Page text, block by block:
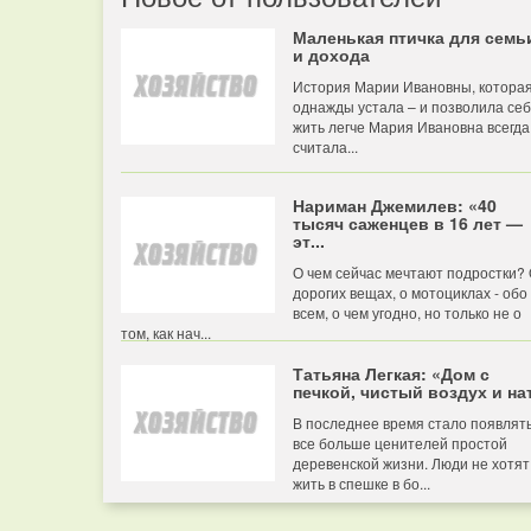
Маленькая птичка для
и дохода
История Марии Ивановны, которая
однажды устала – и позволила
жить легче Мария Ивановна всегда
считала...
Нариман Джемилев: «40
тысяч саженцев в 16 лет —
эт...
О чем сейчас мечтают подростки?
дорогих вещах, о мотоциклах - обо
всем, о чем угодно, но только не о
том, как нач...
Татьяна Легкая: «Дом с
печкой, чистый воздух и
В последнее время стало
все больше ценителей простой
деревенской жизни. Люди не хотят
жить в спешке в бо...